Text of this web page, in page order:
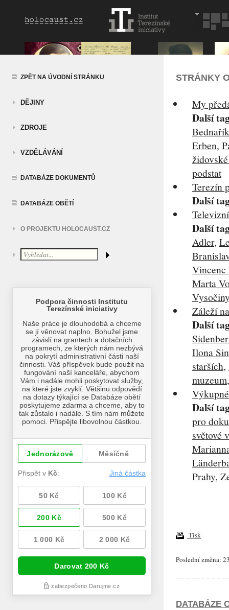
ZPĚT NA ÚVODNÍ STRÁNKU
DĚJINY
ZDROJE
VZDĚLÁVÁNÍ
DATABÁZE DOKUMENTŮ
DATABÁZE OBĚTÍ
O PROJEKTU HOLOCAUST.CZ
STRÁNKY
My
Další
Bednařík
Erben,
podstat
Terezín
Další
Další
Adler,
Vincenc
Marta
Záleží
Další
Ilona
starších,
muzeum
Další
pro
světové
Prahy,
Tisk
Poslední změna:
DATABÁZE